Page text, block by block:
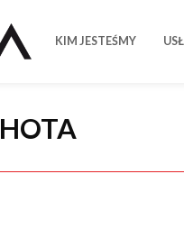
KIM JESTEŚMY